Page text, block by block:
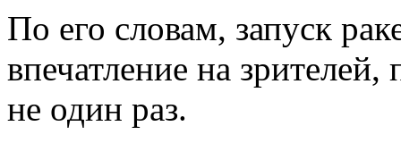
По его словам, запуск
впечатление на
не один раз.